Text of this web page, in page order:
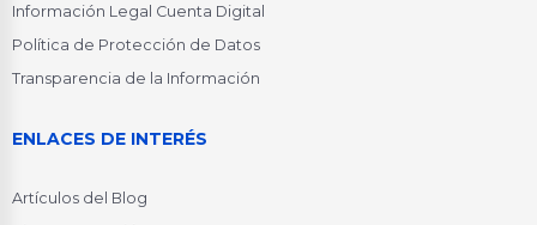
Información Legal Cuenta Digital
Política de Protección de Datos
Transparencia de la Información
ENLACES DE INTERÉS
Artículos del Blog